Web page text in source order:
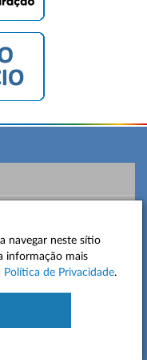
navegar neste sítio
informação mais
Política de Privacidade.